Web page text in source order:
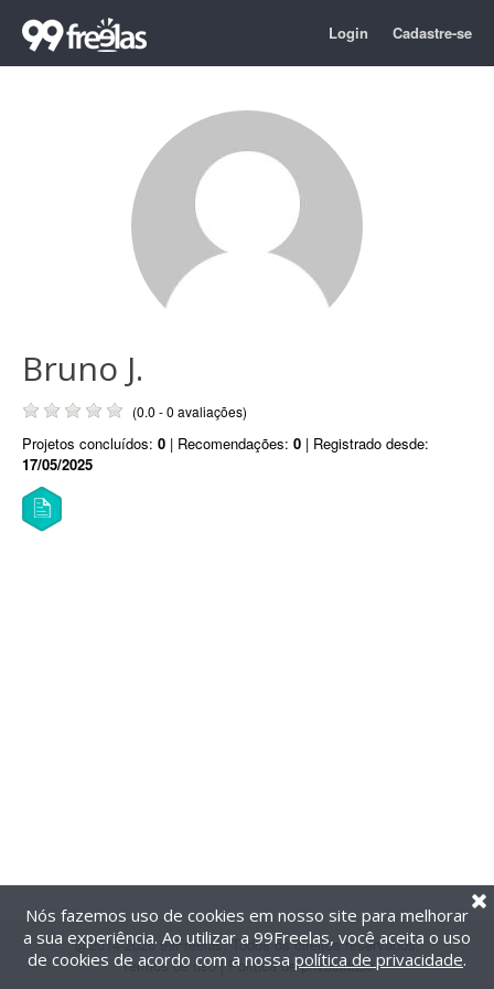
Login Cadastre-se
Bruno J.
(0.0 - 0 avaliações)
Projetos concluídos: 0 | Recomendações: 0 | Registrado desde:
17/05/2025
@2014-2026 99Freelas. Todos os direitos reservados.
Termos de uso| Política de privacidade
Nós fazemos uso de cookies em nosso site para melhorar
a sua experiência. Ao utilizar a 99Freelas, você aceita o uso
de cookies de acordo com a nossa política de privacidade.